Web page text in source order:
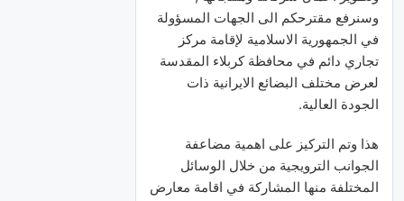
وسنرفع مقترحكم الى الجهات المسؤولة
في الجمهورية الاسلامية لإقامة مركز
تجاري دائم في محافظة كربلاء المقدسة
لعرض مختلف البضائع الايرانية ذات
الجودة العالية.
هذا وتم التركيز على اهمية مضاعفة
الجوانب الترويجية من خلال الوسائل
المختلفة منها المشاركة في اقامة معارض